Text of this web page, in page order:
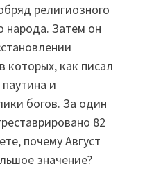
религиозного
народа. Затем он
которых, как писал
и
богов. За один
82
почему Август
значение?